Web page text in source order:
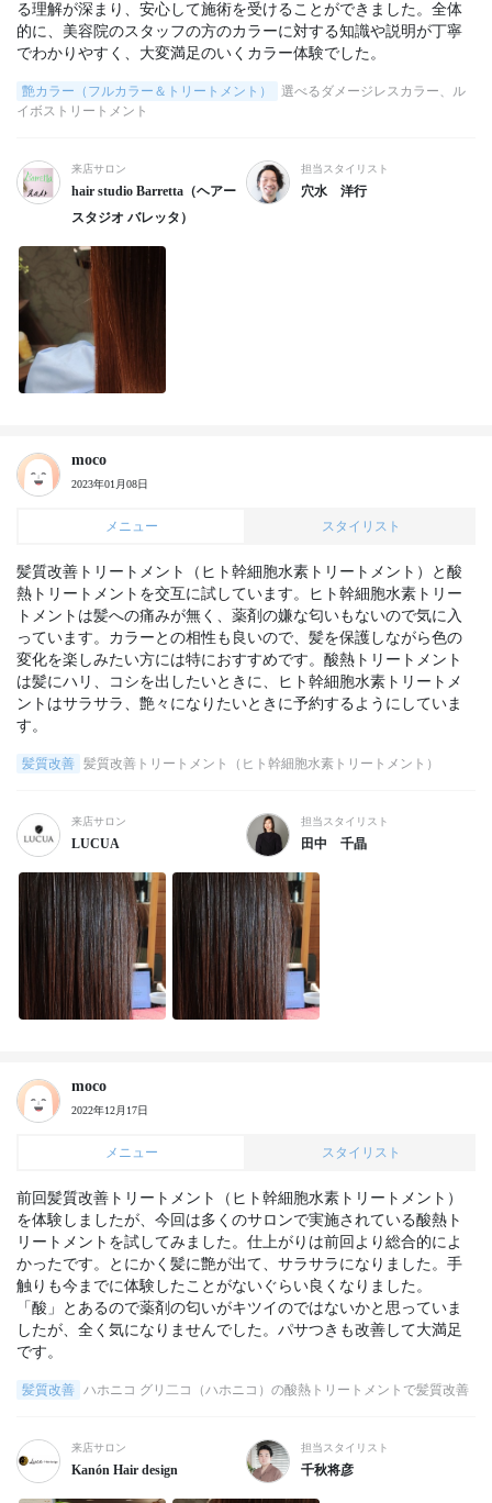
る理解が深まり、安心して施術を受けることができました。全体
的に、美容院のスタッフの方のカラーに対する知識や説明が丁寧
でわかりやすく、大変満足のいくカラー体験でした。
艶カラー（フルカラー＆トリートメント）
選べるダメージレスカラー、ル
イボストリートメント
来店サロン
hair studio Barretta（ヘアー
スタジオ バレッタ）
担当スタイリスト
穴水 洋行
moco
2023年01月08日
メニュー スタイリスト
髪質改善トリートメント（ヒト幹細胞水素トリートメント）と酸
熱トリートメントを交互に試しています。ヒト幹細胞水素トリー
トメントは髪への痛みが無く、薬剤の嫌な匂いもないので気に入
っています。カラーとの相性も良いので、髪を保護しながら色の
変化を楽しみたい方には特におすすめです。酸熱トリートメント
は髪にハリ、コシを出したいときに、ヒト幹細胞水素トリートメ
ントはサラサラ、艶々になりたいときに予約するようにしていま
す。
髪質改善 髪質改善トリートメント（ヒト幹細胞水素トリートメント）
来店サロン
LUCUA
担当スタイリスト
田中 千晶
moco
2022年12月17日
メニュー スタイリスト
前回髪質改善トリートメント（ヒト幹細胞水素トリートメント）
を体験しましたが、今回は多くのサロンで実施されている酸熱ト
リートメントを試してみました。仕上がりは前回より総合的によ
かったです。とにかく髪に艶が出て、サラサラになりました。手
触りも今までに体験したことがないぐらい良くなりました。
「酸」とあるので薬剤の匂いがキツイのではないかと思っていま
したが、全く気になりませんでした。パサつきも改善して大満足
髪質改善 ハホニコ グリ二コ（ハホニコ）の酸熱トリートメントで髪質改善
来店サロン
Kanón Hair design
担当スタイリスト
千秋将彦